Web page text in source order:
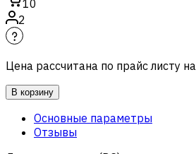
10
2
Цена рассчитана по прайс листу на
В корзину
Основные параметры
Отзывы